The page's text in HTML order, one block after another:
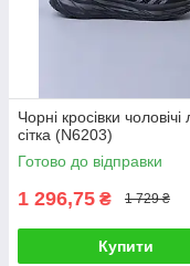
Чорні кросівки чоловічі
сітка (N6203)
Готово до відправки
1 296,75 ₴ 1 729 ₴
Купити